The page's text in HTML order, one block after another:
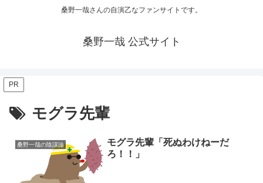
桑野一哉さんの自演乙なファンサイトです。
桑野一哉 公式サイト
PR
モグラ先輩
桑野一哉の陰謀論
モグラ先輩「死ぬわけねーだ
ろ！！」